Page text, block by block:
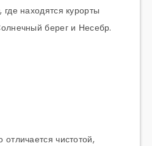
находятся курорты
берег и Несебр.
чистотой,